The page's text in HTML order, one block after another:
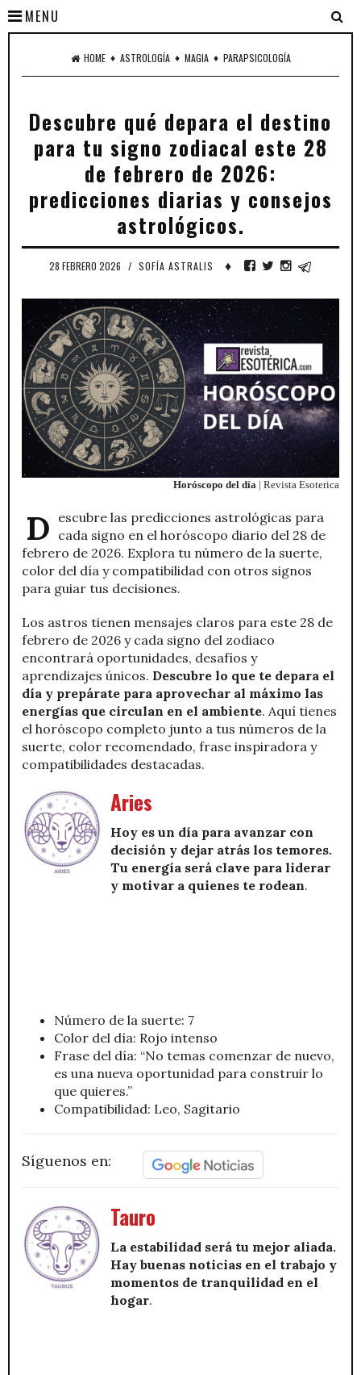
MENU
HOME ♦ ASTROLOGÍA ♦ MAGIA ♦ PARAPSICOLOGÍA
Descubre qué depara el destino
para tu signo zodiacal este 28
de febrero de 2026:
predicciones diarias y consejos
astrológicos.
28 FEBRERO 2026 / SOFÍA ASTRALIS ♦
Horóscopo del día | Revista Esoterica
Descubre las predicciones astrológicas para cada signo en el horóscopo diario del 28 de
febrero de 2026. Explora tu número de la suerte,
color del día y compatibilidad con otros signos
para guiar tus decisiones.
Los astros tienen mensajes claros para este 28 de
febrero de 2026 y cada signo del zodiaco
encontrará oportunidades, desafíos y
aprendizajes únicos. Descubre lo que te depara el
día y prepárate para aprovechar al máximo las
energías que circulan en el ambiente. Aquí tienes
el horóscopo completo junto a tus números de la
suerte, color recomendado, frase inspiradora y
compatibilidades destacadas.
Aries
Hoy es un día para avanzar con
decisión y dejar atrás los temores.
Tu energía será clave para liderar
y motivar a quienes te rodean.
Número de la suerte: 7
Color del día: Rojo intenso
Frase del día: “No temas comenzar de nuevo,
es una nueva oportunidad para construir lo
que quieres.”
Compatibilidad: Leo, Sagitario
Síguenos en:
Tauro
La estabilidad será tu mejor aliada.
Hay buenas noticias en el trabajo y
momentos de tranquilidad en el
hogar.